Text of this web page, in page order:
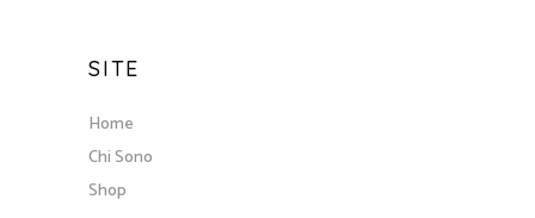
SITE
Home
Chi Sono
Shop